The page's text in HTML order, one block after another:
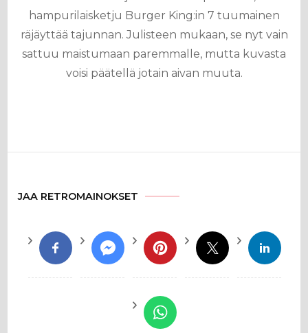
hampurilaisketju Burger King:in 7 tuumainen
räjäyttää tajunnan. Julisteen mukaan, se nyt vain
sattuu maistumaan paremmalle, mutta kuvasta
voisi päätellä jotain aivan muuta.
JAA RETROMAINOKSET